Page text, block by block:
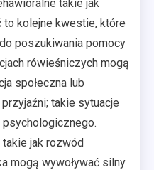
takie jak
kolejne kwestie, które
poszukiwania pomocy
rówieśniczych mogą
społeczna lub
takie sytuacje
jak rozwód
mogą wywoływać silny